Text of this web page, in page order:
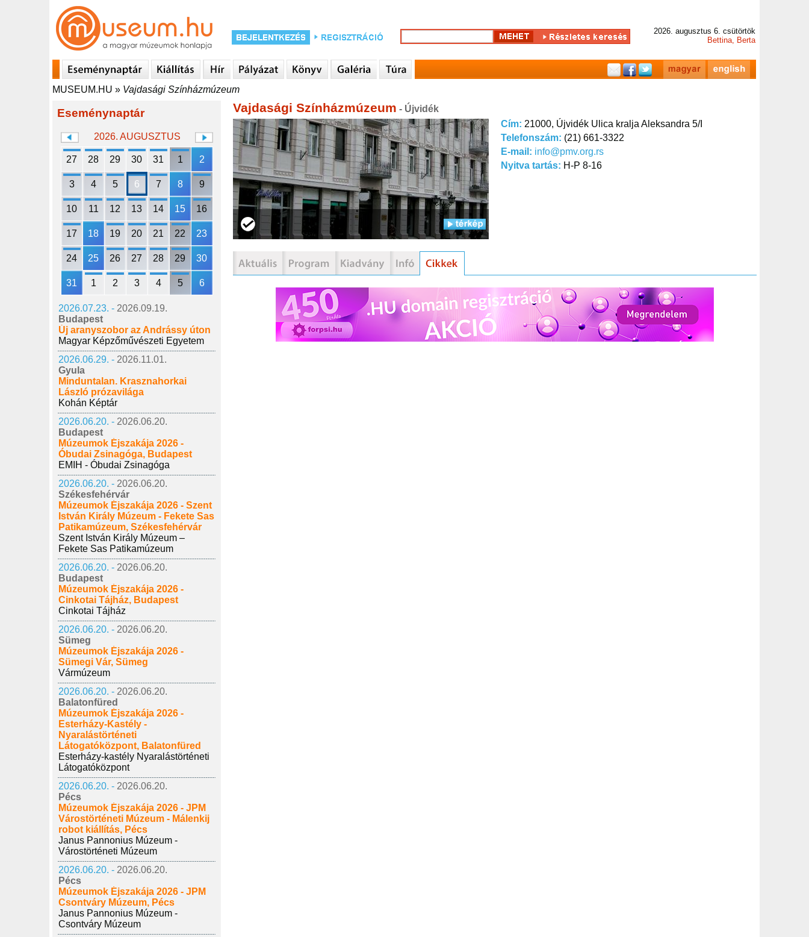
2026. augusztus 6. csütörtök
Bettina, Berta
MUSEUM.HU » Vajdasági Színházmúzeum
Eseménynaptár
2026. AUGUSZTUS
27 28 29 30 31 1 2
3 4 5 6 7 8 9
10 11 12 13 14 15 16
17 18 19 20 21 22 23
24 25 26 27 28 29 30
31 1 2 3 4 5 6
2026.07.23. - 2026.09.19.
Budapest
Új aranyszobor az Andrássy úton
Magyar Képzőművészeti Egyetem
2026.06.29. - 2026.11.01.
Gyula
Minduntalan. Krasznahorkai
László prózavilága
Kohán Képtár
2026.06.20. - 2026.06.20.
Budapest
Múzeumok Éjszakája 2026 -
Óbudai Zsinagóga, Budapest
EMIH - Óbudai Zsinagóga
2026.06.20. - 2026.06.20.
Székesfehérvár
Múzeumok Éjszakája 2026 - Szent
István Király Múzeum - Fekete Sas
Patikamúzeum, Székesfehérvár
Szent István Király Múzeum –
Fekete Sas Patikamúzeum
2026.06.20. - 2026.06.20.
Budapest
Múzeumok Éjszakája 2026 -
Cinkotai Tájház, Budapest
Cinkotai Tájház
2026.06.20. - 2026.06.20.
Sümeg
Múzeumok Éjszakája 2026 -
Sümegi Vár, Sümeg
Vármúzeum
2026.06.20. - 2026.06.20.
Balatonfüred
Múzeumok Éjszakája 2026 -
Esterházy-Kastély -
Nyaralástörténeti
Látogatóközpont, Balatonfüred
Esterházy-kastély Nyaralástörténeti
Látogatóközpont
2026.06.20. - 2026.06.20.
Pécs
Múzeumok Éjszakája 2026 - JPM
Várostörténeti Múzeum - Málenkij
robot kiállítás, Pécs
Janus Pannonius Múzeum -
Várostörténeti Múzeum
2026.06.20. - 2026.06.20.
Pécs
Múzeumok Éjszakája 2026 - JPM
Csontváry Múzeum, Pécs
Janus Pannonius Múzeum -
Csontváry Múzeum
Vajdasági Színházmúzeum - Újvidék
Cím: 21000, Újvidék Ulica kralja Aleksandra 5/I
Telefonszám: (21) 661-3322
E-mail: info@pmv.org.rs
Nyitva tartás: H-P 8-16